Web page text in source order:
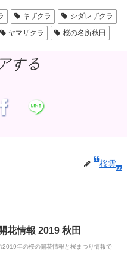
キザクラ
シダレザクラ
ヤマザクラ 桜の名所秋田
する
桜雲
花情報 2019 秋田
2019年の桜の開花情報と桜まつり情報で